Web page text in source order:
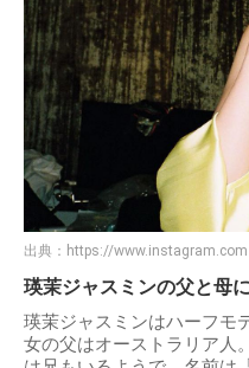
出典： https://www.instagram.com
瑛茉ジャスミンの父と母
瑛茉ジャスミンはハーフモ
女の父はオーストラリア人